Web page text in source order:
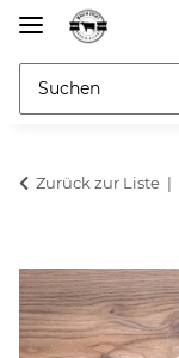
Zurück zur Liste